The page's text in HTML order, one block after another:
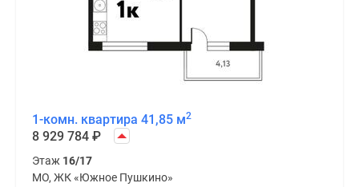
1-комн. квартира 41,85 м2
8 929 784 ₽
Этаж 16/17
МО, ЖК «Южное Пушкино»